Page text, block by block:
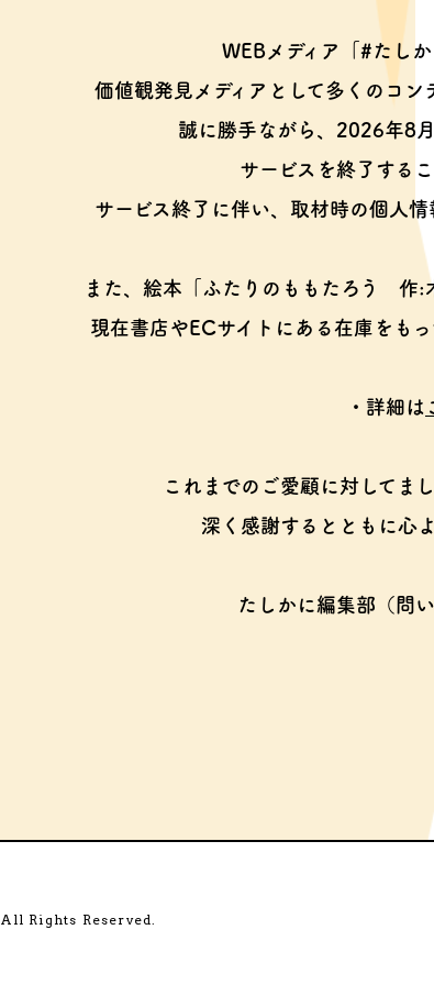
WEBメディア「#たし
価値観発見メディアとして多くのコン
誠に勝手ながら、2026年8
サービスを終了する
サービス終了に伴い、取材時の個人情
また、絵本「ふたりのももたろう 作:
現在書店やECサイトにある在庫をもっ
・詳細は
これまでのご愛顧に対してまし
深く感謝するとともに心
たしかに編集部（問
All Rights Reserved.